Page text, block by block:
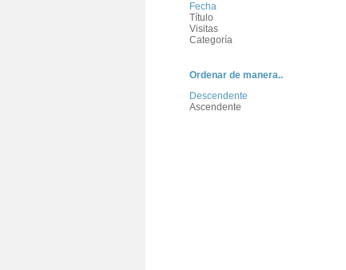
Fecha
Título
Visitas
Categoría
Ordenar de manera..
Descendente
Ascendente